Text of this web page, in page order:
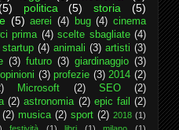
politica (5) storia
(5)
(5) aerei (4) bug (4) cinema
prima (4) scelte sbagliate (4)
startup (4) animali (3) artisti (3)
(3) futuro (3) giardinaggio (3)
opinioni (3) profezie (3) 2014 (2)
Microsoft (2) SEO
(2)
(2) astronomia (2) epic fail
(2)
(2) musica (2) sport (2) 2018 (1)